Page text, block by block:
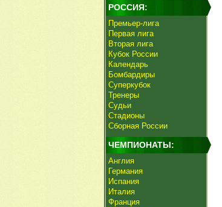
РОССИЯ:
Премьер-лига
Первая лига
Вторая лига
Кубок России
Календарь
Бомбардиры
Суперкубок
Тренеры
Судьи
Стадионы
Сборная России
ЧЕМПИОНАТЫ:
Англия
Германия
Испания
Италия
Франция